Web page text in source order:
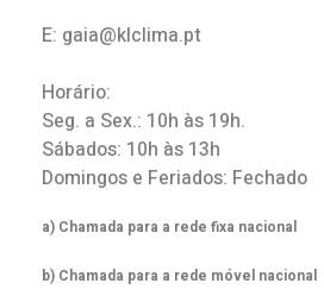
E: gaia@klclima.pt
Horário:
Seg. a Sex.: 10h às 19h.
Sábados: 10h às 13h
Domingos e Feriados: Fechado
a) Chamada para a rede fixa nacional
b) Chamada para a rede móvel nacional